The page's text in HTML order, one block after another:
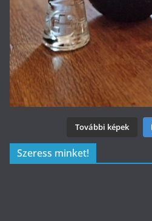
További képek
Szeress minket!